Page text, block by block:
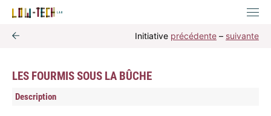
Initiative précédente – suivante
LES FOURMIS SOUS LA BÛCHE
Description